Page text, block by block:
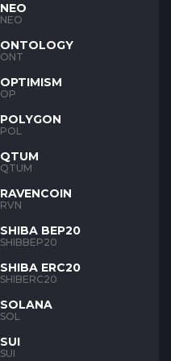
NEO
NEO
ONTOLOGY
ONT
OPTIMISM
OP
POLYGON
POL
QTUM
QTUM
RAVENCOIN
RVN
SHIBA BEP20
SHIBBEP20
SHIBA ERC20
SHIBERC20
SOLANA
SOL
SUI
SUI